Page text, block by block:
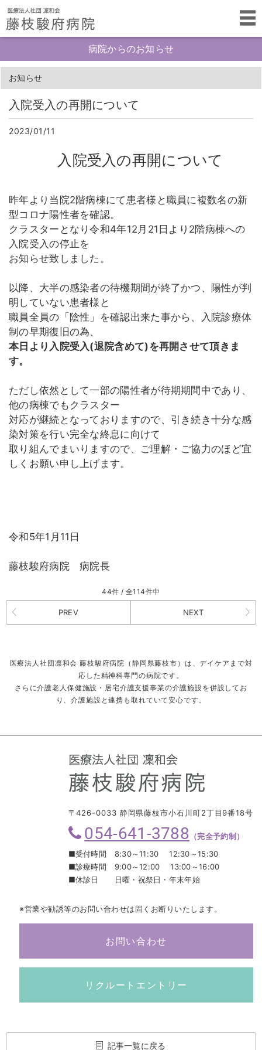
病院からのお知らせ
お知らせ
入院受入の再開について
2023/01/11
入院受入の再開について
昨年より当院2階病棟にて患者様と職員に複数名の新
型コロナ陽性者を確認。
クラスターとなり令和4年12月21日より2階病棟への
入院受入の停止を
お知らせ致しました。
以降、大半の感染者の待機期間が終了かつ、陽性が判
明していない患者様と
職員全員の「陰性」を確認出来た事から、入院診療体
制の早期復旧の為、
本日より入院受入(退院含めて)を再開させて頂きま
す。
ただし依然として一部の陽性者が待期期間中であり、
他の病棟でもクラスター
対応が継続となっておりますので、引き続き十分な感
染対策を行い完全な終息に向けて
取り組んでまいりますので、ご理解・ご協力のほど宜
しくお願い申し上げます。
令和5年1月11日
藤枝駿府病院 病院長
44件 / 全114件中
PREV NEXT
医療法人社団凛和会 藤枝駿府病院（静岡県藤枝市）は、デイケアまで対
応した精神科専門の病院です。
さらに介護老人保健施設・居宅介護支援事業の介護施設を併設してお
り、介護施設と連携も取れていて安心です。
〒426-0033 静岡県藤枝市小石川町2丁目9番18号
054-641-3788
（完全予約制）
■受付時間
8:30～11:30 12:30～15:30
■診療時間
9:00～12:00 13:00～16:00
■休診日
日曜・祝祭日・年末年始
※営業や勧誘等のお問い合わせは固くお断りいたします。
お問い合わせ
リクルートエントリー
記事一覧に戻る